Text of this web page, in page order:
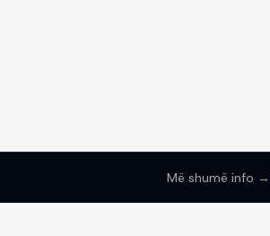
Më shumë info →